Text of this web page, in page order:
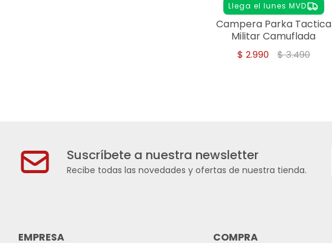
Llega el lunes MVD
Campera Parka Tactica
Militar Camuflada
$ 2.990 $3.490
Suscríbete a nuestra newsletter
Recibe todas las novedades y ofertas de nuestra tienda.
EMPRESA COMPRA